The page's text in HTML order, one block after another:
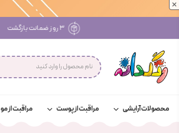
×
محصولات آرایشی مراقبت از پوست مراقبت از مو